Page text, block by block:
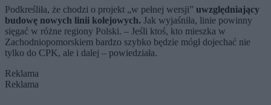
Podkreśliła, że chodzi o projekt „w pełnej wersji” uwzględniający
budowę nowych linii kolejowych. Jak wyjaśniła, linie powinny
sięgać w różne regiony Polski. – Jeśli ktoś, kto mieszka w
Zachodniopomorskiem bardzo szybko będzie mógł dojechać nie
tylko do CPK, ale i dalej – powiedziała.
Reklama
Reklama